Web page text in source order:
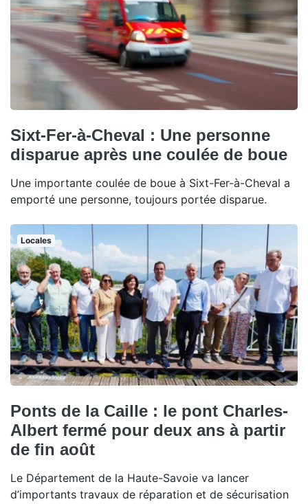
Sixt-Fer-à-Cheval : Une personne
disparue après une coulée de boue
Une importante coulée de boue à Sixt-Fer-à-Cheval a
emporté une personne, toujours portée disparue.
Locales
Ponts de la Caille : le pont Charles-
Albert fermé pour deux ans à partir
de fin août
Le Département de la Haute-Savoie va lancer
d’importants travaux de réparation et de sécurisation